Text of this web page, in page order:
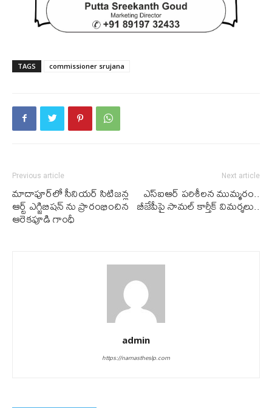
TAGS commissioner srujana
Previous article
మాదాపూర్‌లో సీనియర్ సిటిజన్ల
ఆర్ట్ ఎగ్జిబిషన్ ను ప్రారంభించిన
ఆరెకపూడి గాంధీ
Next article
ఎస్‌ఐఆర్ పరిశీలన ముమ్మరం..
బీజేపీపై సామల్ కార్తీక్ విమర్శలు..
admin
https://namastheslp.com